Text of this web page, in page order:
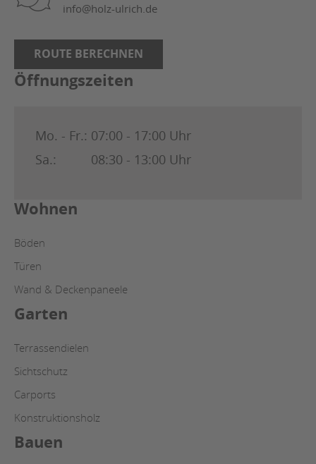
info@holz-ulrich.de
ROUTE BERECHNEN
Öffnungszeiten
Mo. - Fr.: 07:00 - 17:00 Uhr
Sa.:
08:30 - 13:00 Uhr
Wohnen
Böden
Türen
Wand & Deckenpaneele
Garten
Terrassendielen
Sichtschutz
Carports
Konstruktionsholz
Bauen